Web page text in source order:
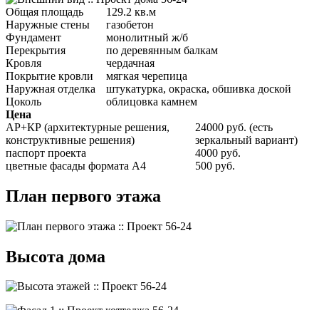
Общая площадь
129.2 кв.м
Наружные стены
газобетон
Фундамент
монолитный ж/б
Перекрытия
по деревянным балкам
Кровля
чердачная
Покрытие кровли
мягкая черепица
Наружная отделка
штукатурка, окраска, обшивка доской
Цоколь
облицовка камнем
Цена
АР+КР (архитектурные решения,
конструктивные решения)
24000 руб. (есть
зеркальный вариант)
паспорт проекта
4000 руб.
цветные фасады формата А4
500 руб.
План первого этажа
Высота дома